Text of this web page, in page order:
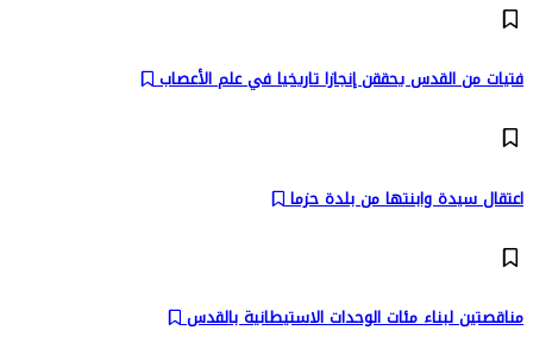
فتيات من القدس يحققن إنجازا تاريخيا في علم الأعصاب
اعتقال سيدة وابنتها من بلدة حزما
مناقصتين لبناء مئات الوحدات الاستيطانية بالقدس